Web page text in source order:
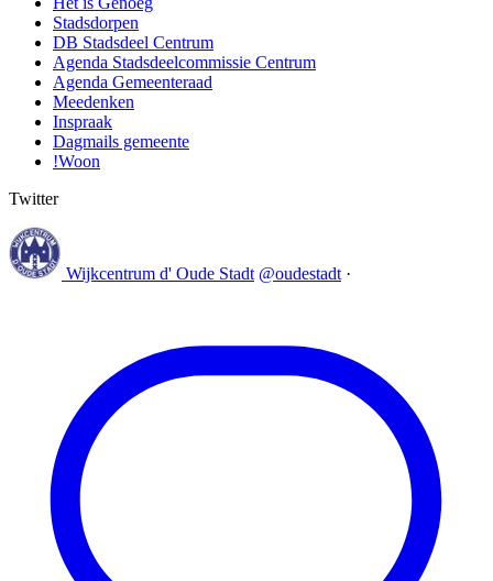
Stadsdorpen
DB Stadsdeel Centrum
Agenda Stadsdeelcommissie Centrum
Agenda Gemeenteraad
Meedenken
Inspraak
Dagmails gemeente
!Woon
Twitter
Wijkcentrum d' Oude Stadt @oudestadt ·